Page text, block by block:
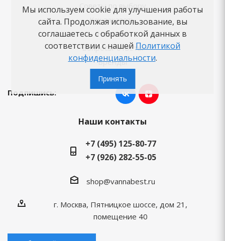
Советы по выбору
Как заказать
Новости
Вопросы-ответы
Бренды
Подпишись:
Наши контакты
+7 (495) 125-80-77
+7 (926) 282-55-05
shop@vannabest.ru
г. Москва, Пятницкое шоссе, дом 21,
помещение 40
Мы используем cookie для улучшения работы
сайта. Продолжая использование, вы
соглашаетесь с обработкой данных в
соответствии с нашей Политикой
конфиденциальности.
Принять